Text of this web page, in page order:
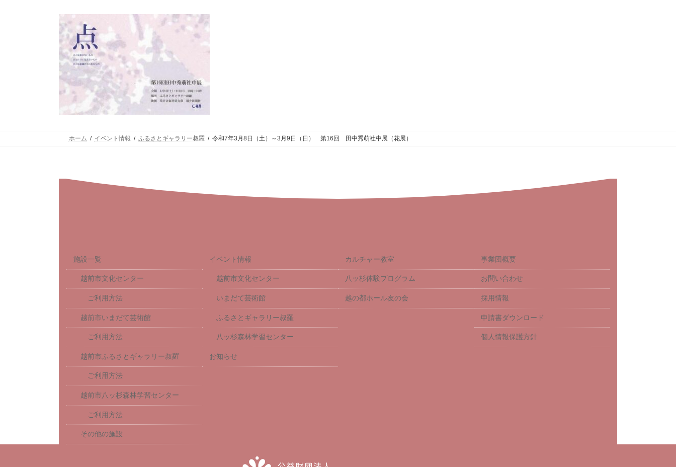
ホーム イベント情報 ふるさとギャラリー叔羅 令和7年3月8日（土）～3月9日（日） 第16回 田中秀萌社中展（花展）
施設一覧
越前市文化センター
ご利用方法
越前市いまだて芸術館
ご利用方法
越前市ふるさとギャラリー叔羅
ご利用方法
越前市八ッ杉森林学習センター
ご利用方法
その他の施設
イベント情報
越前市文化センター
いまだて芸術館
ふるさとギャラリー叔羅
八ッ杉森林学習センター
お知らせ
カルチャー教室
八ッ杉体験プログラム
越の都ホール友の会
事業団概要
お問い合わせ
採用情報
申請書ダウンロード
個人情報保護方針